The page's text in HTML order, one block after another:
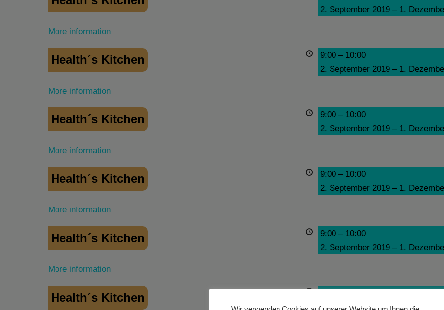
2. September 2019 – 1.
More information
Health´s Kitchen 9:00 – 10:00
2. September 2019 – 1.
More information
Health´s Kitchen 9:00 – 10:00
2. September 2019 – 1.
More information
Health´s Kitchen 9:00 – 10:00
2. September 2019 – 1.
More information
Health´s Kitchen 9:00 – 10:00
2. September 2019 – 1.
More information
Health´s Kitchen
2. September 2019 –1.